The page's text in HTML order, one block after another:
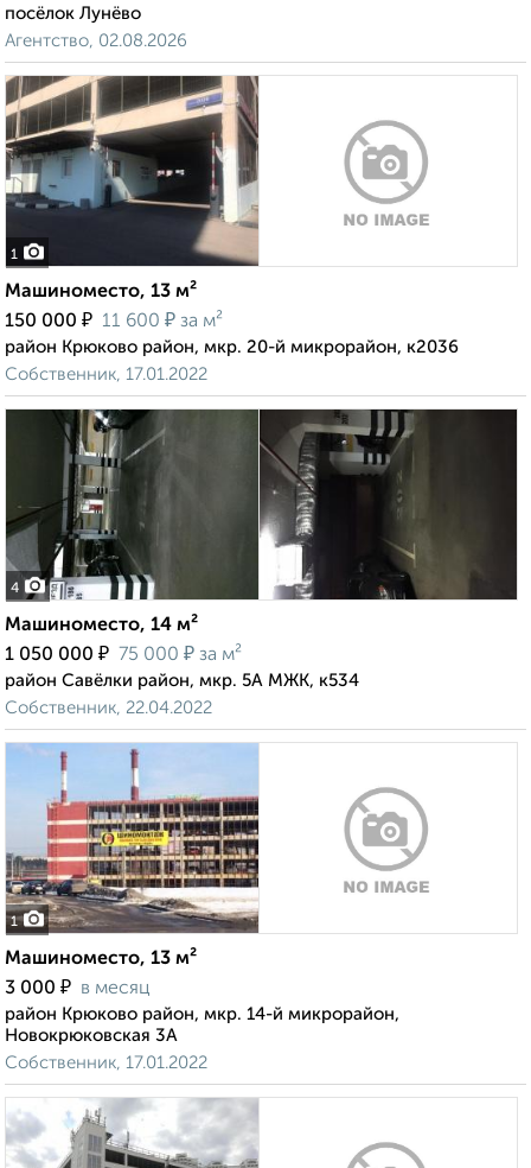
посёлок Лунёво
Агентство, 02.08.2026
1
Машиноместо, 13 м²
150 000 ₽ 11 600 ₽ за м²
район Крюково район, мкр. 20-й микрорайон, к2036
Собственник, 17.01.2022
4
Машиноместо, 14 м²
1 050 000 ₽ 75 000 ₽ за м²
район Савёлки район, мкр. 5А МЖК, к534
Собственник, 22.04.2022
1
Машиноместо, 13 м²
3 000 ₽ в месяц
район Крюково район, мкр. 14-й микрорайон,
Новокрюковская 3А
Собственник, 17.01.2022